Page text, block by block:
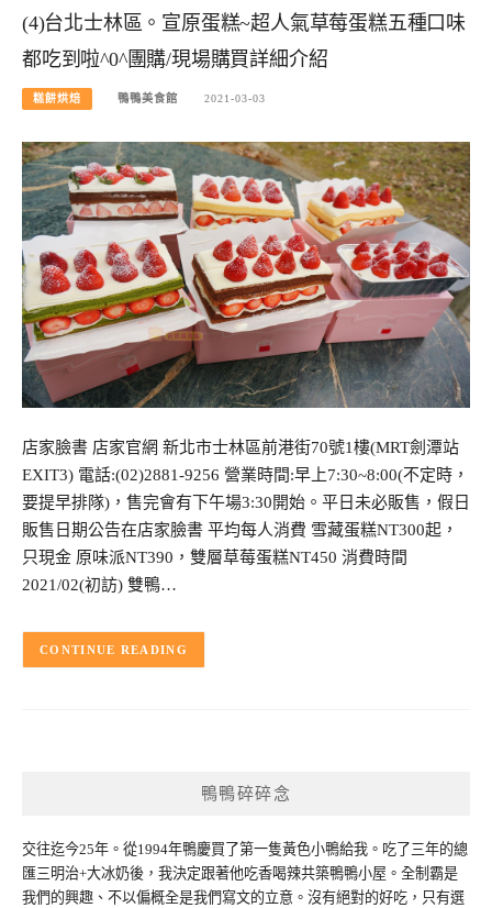
(4)台北士林區。宣原蛋糕~超人氣草莓蛋糕五種口味
都吃到啦^0^團購/現場購買詳細介紹
糕餅烘焙 鴨鴨美食館 2021-03-03
店家臉書 店家官網 新北市士林區前港街70號1樓(MRT劍潭站
EXIT3) 電話:(02)2881-9256 營業時間:早上7:30~8:00(不定時，
要提早排隊)，售完會有下午場3:30開始。平日未必販售，假日
販售日期公告在店家臉書 平均每人消費 雪藏蛋糕NT300起，
只現金 原味派NT390，雙層草莓蛋糕NT450 消費時間
2021/02(初訪) 雙鴨…
CONTINUE READING
鴨鴨碎碎念
交往迄今25年。從1994年鴨慶買了第一隻黃色小鴨給我。吃了三年的總
匯三明治+大冰奶後，我決定跟著他吃香喝辣共築鴨鴨小屋。全制霸是
我們的興趣、不以偏概全是我們寫文的立意。沒有絕對的好吃，只有選